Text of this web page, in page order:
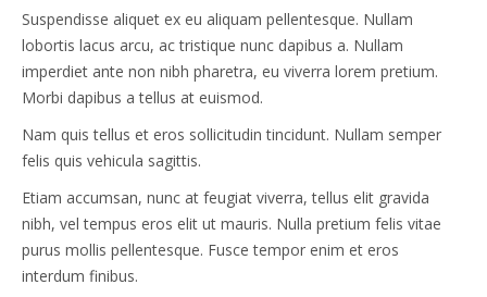
Suspendisse aliquet ex eu aliquam pellentesque. Nullam
lobortis lacus arcu, ac tristique nunc dapibus a. Nullam
imperdiet ante non nibh pharetra, eu viverra lorem pretium.
Morbi dapibus a tellus at euismod.
Nam quis tellus et eros sollicitudin tincidunt. Nullam semper
felis quis vehicula sagittis.
Etiam accumsan, nunc at feugiat viverra, tellus elit gravida
nibh, vel tempus eros elit ut mauris. Nulla pretium felis vitae
purus mollis pellentesque. Fusce tempor enim et eros
interdum finibus.